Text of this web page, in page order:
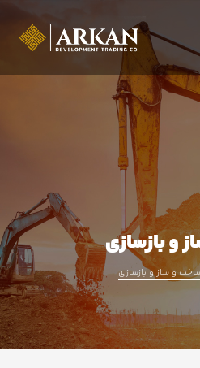
و بازسازی
و ساز و بازسازی